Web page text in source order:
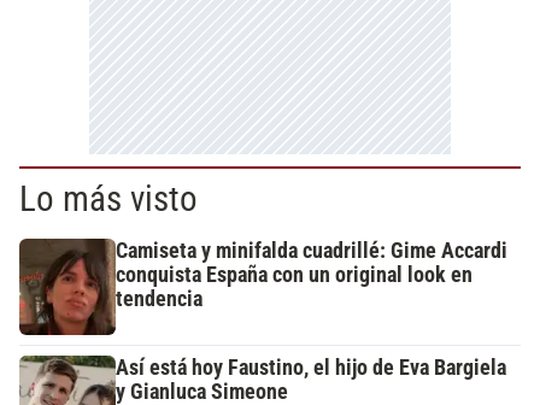
Lo más visto
Camiseta y minifalda cuadrillé: Gime Accardi
conquista España con un original look en
tendencia
Así está hoy Faustino, el hijo de Eva Bargiela
y Gianluca Simeone